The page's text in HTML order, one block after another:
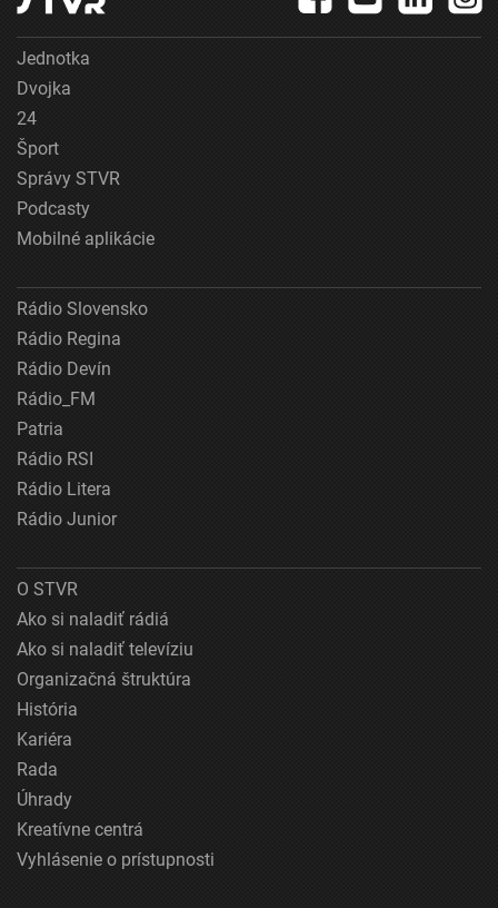
Jednotka
Dvojka
24
Šport
Správy STVR
Podcasty
Mobilné aplikácie
Rádio Slovensko
Rádio Regina
Rádio Devín
Rádio_FM
Patria
Rádio RSI
Rádio Litera
Rádio Junior
O STVR
Ako si naladiť rádiá
Ako si naladiť televíziu
Organizačná štruktúra
História
Kariéra
Rada
Úhrady
Kreatívne centrá
Vyhlásenie o prístupnosti